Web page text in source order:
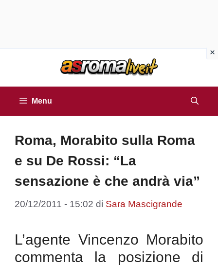
Menu
Roma, Morabito sulla Roma
e su De Rossi: “La
sensazione è che andrà via”
20/12/2011 - 15:02 di Sara Mascigrande
L’agente Vincenzo Morabito
commenta la posizione di